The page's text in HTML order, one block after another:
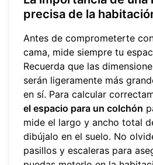
precisa de la
Antes de comprometerte
cama, mide siempre tu
Recuerda que las
serán ligeramente más
en sí. Para calcular
el espacio para un colchón
mide el largo y ancho total
dibújalo en el suelo. No
pasillos y escaleras para